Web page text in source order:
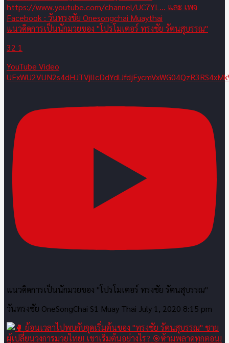
แนวคิดการเป็นนักมวยของ "โปรโมเตอร์ ทรงชัย รัตนสุบรรณ"
32 1
YouTube Video
แนวคิดการเป็นนักมวยของ "โปรโมเตอร์ ทรงชัย รัตนสุบรรณ"
วันทรงชัย OneSongChai S1 Muay Thai July 1, 2020 8:15 pm